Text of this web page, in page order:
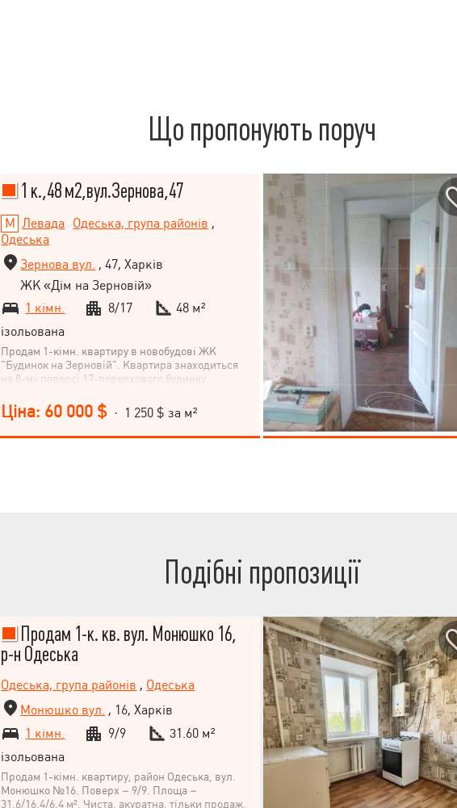
Що пропонують поруч
1 к.,48 м2,вул.Зернова,47
Левада Одеська, група районів ,
Одеська
Зернова вул. , 47, Харків
ЖК «Дім на Зерновій»
1 кімн.
8/17
48 м²
ізольована
Продам 1-кімн. квартиру в новобудові ЖК
"Будинок на Зерновій". Квартира знаходиться
на 8-му поверсі 17-поверхового будинку.
кімната: 23,1 м2, вбиральня – 2,1 м2. Квартира з
гарним ремонтом. На ремонті не заощаджували,
все зроблено з якісних матеріалів. Весь процес
супермаркети "Рост", "АТБ", "Сільпо", "Клас".
Дуже зручна транспортна розв'язка, до зупинки
транспорту неспішним кроком 5 хвилин.
Ціна: 60 000 $ · 1 250 $ за м²
Подібні пропозиції
Продам 1-к. кв. вул. Монюшко 16,
р-н Одеська
Одеська, група районів , Одеська
Монюшко вул. , 16, Харків
1 кімн.
9/9
31.60 м²
ізольована
Продам 1-кімн. квартиру, район Одеська, вул.
Монюшко №16. Поверх – 9/9. Площа –
31,6/16,4/6,4 м². Чиста, акуратна, тільки продаж.